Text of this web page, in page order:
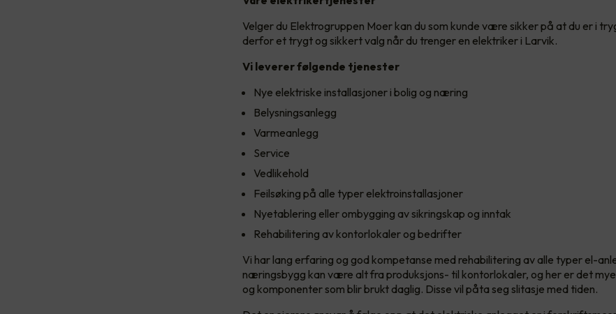
Velger du Elektrogruppen Moer kan du som kunde være sikker på at du er i
derfor et trygt og sikkert valg når du trenger en elektriker i Larvik.
Vi leverer følgende tjenester
Nye elektriske installasjoner i bolig og næring
Belysningsanlegg
Varmeanlegg
Service
Vedlikehold
Feilsøking på alle typer elektroinstallasjoner
Nyetablering eller ombygging av sikringskap og inntak
Rehabilitering av kontorlokaler og bedrifter
Vi har lang erfaring og god kompetanse med rehabilitering av alle typer el-
næringsbygg kan være alt fra produksjons- til kontorlokaler, og her er det
og komponenter som blir brukt daglig. Disse vil påta seg slitasje med tiden.